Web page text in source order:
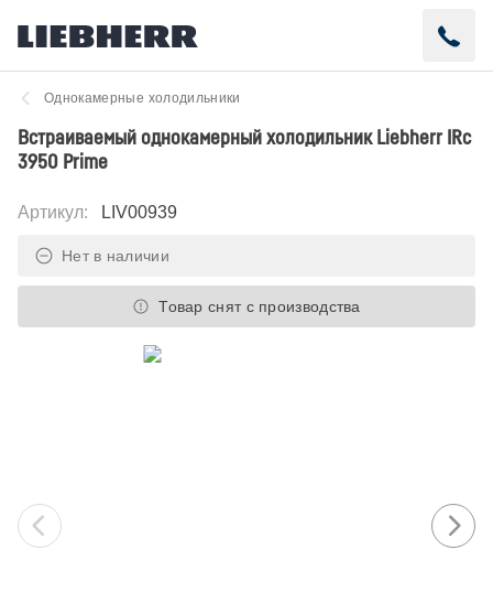
Однокамерные холодильники
Встраиваемый однокамерный холодильник Liebherr IRc
3950 Prime
Артикул: LIV00939
Нет в наличии
Товар снят с производства